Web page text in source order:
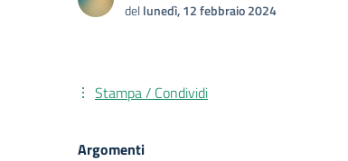
dellunedì, 12 febbraio 2024
Stampa / Condividi
Argomenti